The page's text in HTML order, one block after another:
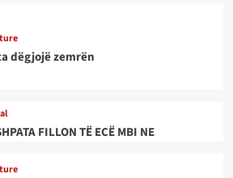
dëgjojë zemrën
FILLON TË ECË MBI NE